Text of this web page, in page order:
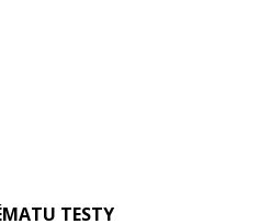
TESTY